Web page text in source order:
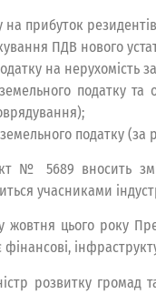
на прибуток
ПДВ нового
на нерухомість
податку
податку
№ 5689 вносить
учасниками
жовтня цього року
розвитку громад